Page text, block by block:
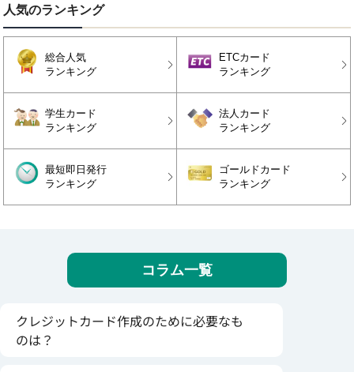
人気のランキング
総合人気
ランキング
ETCカード
ランキング
学生カード
ランキング
法人カード
ランキング
最短即日発行
ランキング
ゴールドカード
ランキング
コラム一覧
クレジットカード作成のために必要なも
のは？